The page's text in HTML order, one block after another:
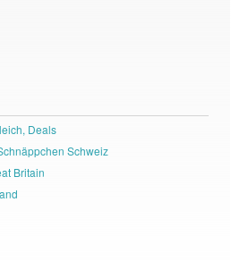
Deals
Schweiz
Britain